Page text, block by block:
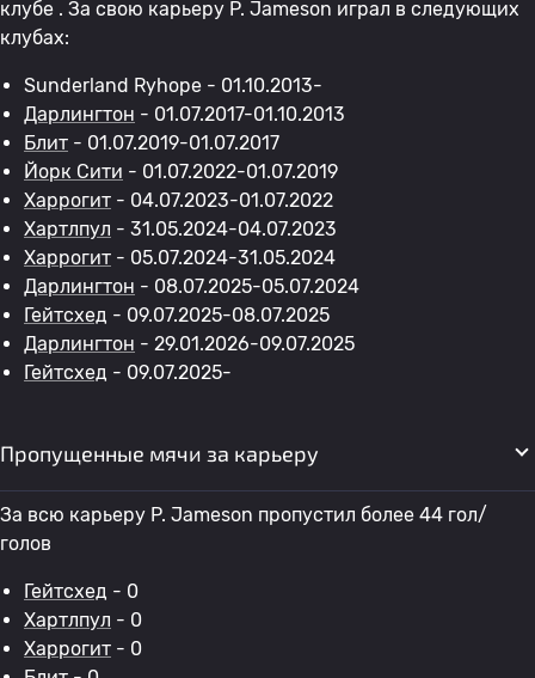
клубе . За свою карьеру P. Jameson играл в следующих
клубах:
Sunderland Ryhope - 01.10.2013-
Дарлингтон - 01.07.2017-01.10.2013
Блит - 01.07.2019-01.07.2017
Йорк Сити - 01.07.2022-01.07.2019
Харрогит - 04.07.2023-01.07.2022
Хартлпул - 31.05.2024-04.07.2023
Харрогит - 05.07.2024-31.05.2024
Дарлингтон - 08.07.2025-05.07.2024
Гейтсхед - 09.07.2025-08.07.2025
Дарлингтон - 29.01.2026-09.07.2025
Гейтсхед - 09.07.2025-
Пропущенные мячи за карьеру
За всю карьеру P. Jameson пропустил более 44 гол/
голов
Гейтсхед - 0
Хартлпул - 0
Харрогит - 0